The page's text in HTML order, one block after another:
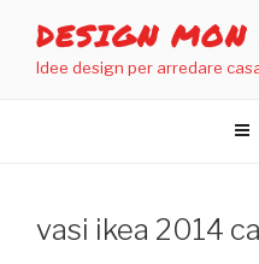
contenuto
DESIGN
Idee design per arredare
vasi ikea 2014